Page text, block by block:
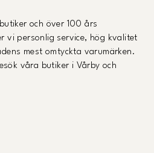
och över 100 års
vi personlig service, hög kvalitet
mest omtyckta varumärken.
våra butiker i Vårby och